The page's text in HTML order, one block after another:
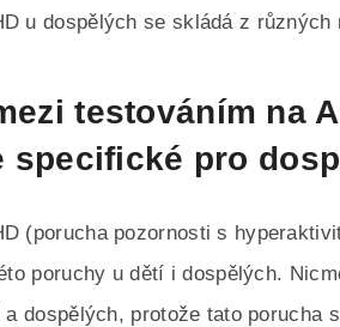
u dospělých se skládá z různých
testováním na
specifické pro
(porucha pozornosti s
poruchy u dětí i dospělých.
dospělých, protože tato porucha